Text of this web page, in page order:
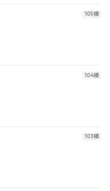
105楼
104楼
103楼